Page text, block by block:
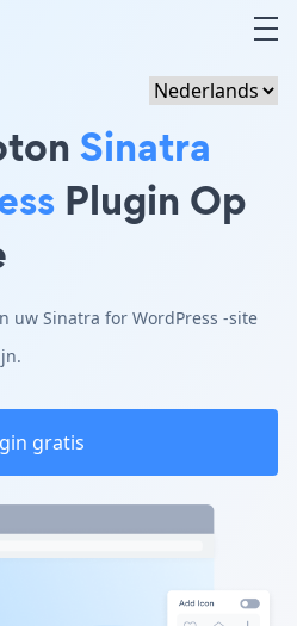
Sinatra
Plugin Op
uw Sinatra for WordPress -site
gratis